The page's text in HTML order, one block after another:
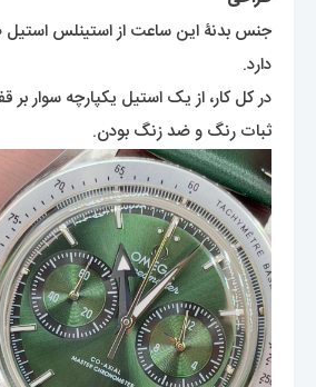
جنس بدنۀ این ساعت از استینلس
دارد.
در کل کار، از یک استیل یکپارچه سوار
ثبات رنگ و ضد زنگ بودن.